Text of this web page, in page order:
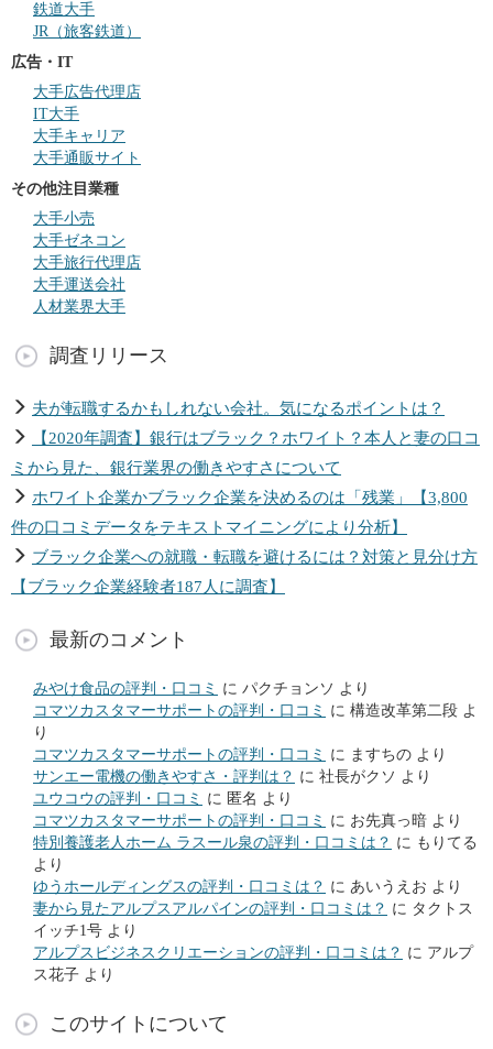
鉄道大手
JR（旅客鉄道）
広告・IT
大手広告代理店
IT大手
大手キャリア
大手通販サイト
その他注目業種
大手小売
大手ゼネコン
大手旅行代理店
大手運送会社
人材業界大手
調査リリース
夫が転職するかもしれない会社。気になるポイントは？
【2020年調査】銀行はブラック？ホワイト？本人と妻の口コ
ミから見た、銀行業界の働きやすさについて
ホワイト企業かブラック企業を決めるのは「残業」【3,800
件の口コミデータをテキストマイニングにより分析】
ブラック企業への就職・転職を避けるには？対策と見分け方
【ブラック企業経験者187人に調査】
最新のコメント
みやけ食品の評判・口コミ に パクチョンソ より
コマツカスタマーサポートの評判・口コミ に 構造改革第二段 よ
り
コマツカスタマーサポートの評判・口コミ に ますちの より
サンエー電機の働きやすさ・評判は？ に 社長がクソ より
ユウコウの評判・口コミ に 匿名 より
コマツカスタマーサポートの評判・口コミ に お先真っ暗 より
特別養護老人ホーム ラスール泉の評判・口コミは？ に もりてる
より
ゆうホールディングスの評判・口コミは？ に あいうえお より
妻から見たアルプスアルパインの評判・口コミは？ に タクトス
イッチ1号 より
アルプスビジネスクリエーションの評判・口コミは？ に アルプ
ス花子 より
このサイトについて